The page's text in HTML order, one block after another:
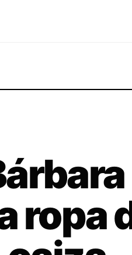
ropa